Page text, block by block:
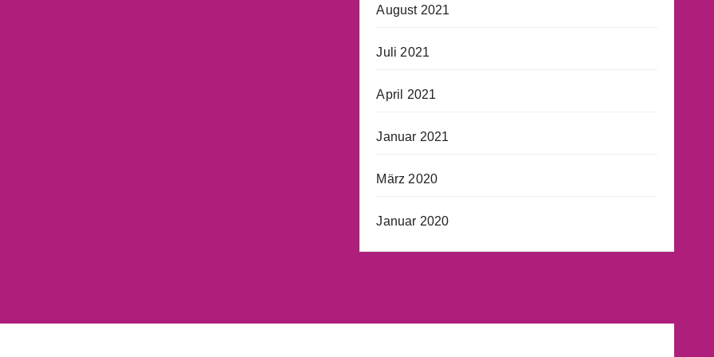
August 2021
Juli 2021
April 2021
Januar 2021
März 2020
Januar 2020